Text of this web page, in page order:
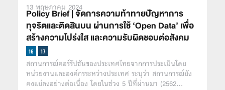
13 พฤษภาคม 2024
Policy Brief | จัดการความท้าทายปัญหาการ
ทุจริตและติดสินบน ผ่านการใช้ ‘Open Data’ เพื่อ
สร้างความโปร่งใส และความรับผิดชอบต่อสังคม
สถานการณ์คอร์รัปชันของประเทศไทยจากการประเมินโดย
หน่วยงานและองค์กรระหว่างประเทศ ระบุว่า สถานการณ์ยัง
คงแย่ลงอย่างต่อเนื่อง โดยในช่วง 5 ปีที่ผ่านมา (2562…